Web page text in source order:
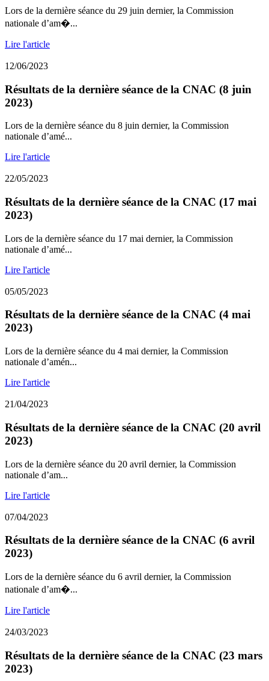
Lors de la dernière séance du 29 juin dernier, la Commission
nationale d’am�...
Lire l'article
12/06/2023
Résultats de la dernière séance de la CNAC (8 juin
2023)
Lors de la dernière séance du 8 juin dernier, la Commission
nationale d’amé...
Lire l'article
22/05/2023
Résultats de la dernière séance de la CNAC (17 mai
2023)
Lors de la dernière séance du 17 mai dernier, la Commission
nationale d’amé...
Lire l'article
05/05/2023
Résultats de la dernière séance de la CNAC (4 mai
2023)
Lors de la dernière séance du 4 mai dernier, la Commission
nationale d’amén...
Lire l'article
21/04/2023
Résultats de la dernière séance de la CNAC (20 avril
2023)
Lors de la dernière séance du 20 avril dernier, la Commission
nationale d’am...
Lire l'article
07/04/2023
Résultats de la dernière séance de la CNAC (6 avril
2023)
Lors de la dernière séance du 6 avril dernier, la Commission
nationale d’am�...
Lire l'article
24/03/2023
Résultats de la dernière séance de la CNAC (23 mars
2023)